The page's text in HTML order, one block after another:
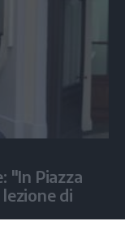
"In Piazza
di